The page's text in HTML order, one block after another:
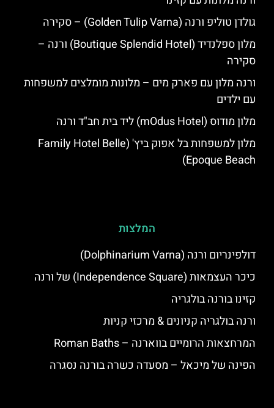
גולדן טוליפ ורנה (Golden Tulip Varna) – סקירה
מלון ספלנדיד (Boutique Splendid Hotel) ורנה –
סקירה
ורנה מלון עם פארק מים – מלונות מומלצים למשפחות
עם ילדים
מלון מודוס (mOdus Hotel) ליד בית חב"ד ורנה
מלון למשפחות בל אפוק ביץ' (Family Hotel Belle
Epoque Beach)
המלצות
דולפינריום ורנה (Dolphinarium Varna)
כיכר העצמאות (Independence Square) של ורנה
קזינו בורנה בולגריה
ורנה בולגריה קניונים & מרכזי קניות
המרחצאות הרומיים בווארנה – Roman Baths
הפינה של מיכאל – מסעדה כשרה בורנה נסגרה